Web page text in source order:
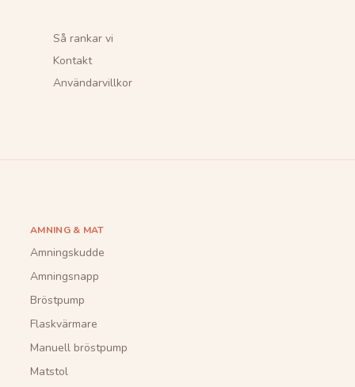
Så rankar vi
Kontakt
Användarvillkor
AMNING & MAT
Amningskudde
Amningsnapp
Bröstpump
Flaskvärmare
Manuell bröstpump
Matstol